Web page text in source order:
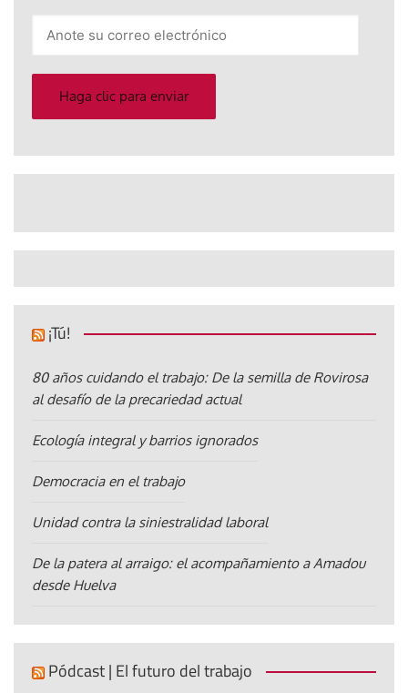
electrónico
Haga clic para enviar
¡Tú!
80 años cuidando el trabajo: De la semilla de Rovirosa
al desafío de la precariedad actual
Ecología integral y barrios ignorados
Democracia en el trabajo
Unidad contra la siniestralidad laboral
De la patera al arraigo: el acompañamiento a Amadou
desde Huelva
Pódcast | El futuro del trabajo